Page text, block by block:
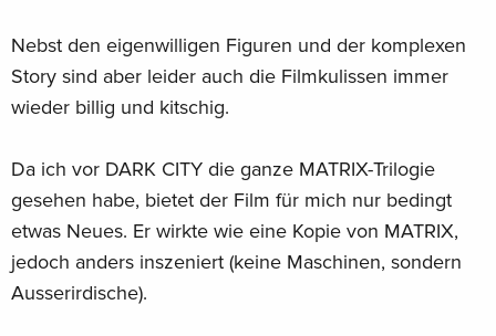
Nebst den eigenwilligen Figuren und der komplexen
Story sind aber leider auch die Filmkulissen immer
wieder billig und kitschig.
Da ich vor DARK CITY die ganze MATRIX-Trilogie
gesehen habe, bietet der Film für mich nur bedingt
etwas Neues. Er wirkte wie eine Kopie von MATRIX,
jedoch anders inszeniert (keine Maschinen, sondern
Ausserirdische).